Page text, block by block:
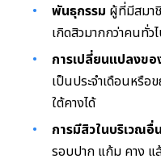
พันธุกรรม ผู้ที่มีสมา
เกิดสิวมากกว่าคนทั่ว
การเปลี่ยนแปลงขอ
เป็นประจำเดือนหรือ
ใต้คางได้
การมีสิวในบริเวณอื่น
รอบปาก แก้ม คาง แ